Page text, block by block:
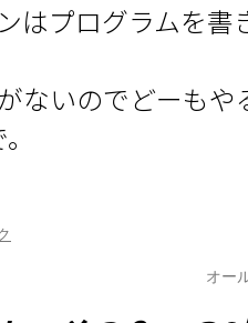
はプログラムを書
ないのでどーも
オー